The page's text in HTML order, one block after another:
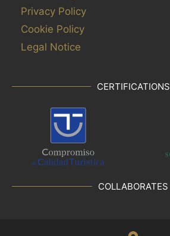
Privacy Policy
Cookie Policy
Legal Notice
CERTIFICATIONS
COLLABORATES